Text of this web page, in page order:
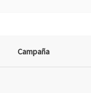
Campaña